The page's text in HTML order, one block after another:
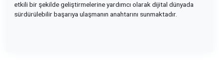
etkili bir şekilde geliştirmelerine yardımcı olarak dijital dünyada
sürdürülebilir başarıya ulaşmanın anahtarını sunmaktadır.